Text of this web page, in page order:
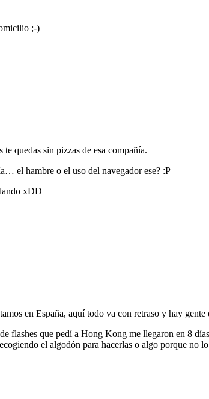
;-)
quedas sin pizzas de esa compañía.
el hambre o el uso del navegador ese? :P
xDD
en España, aquí todo va con retraso y hay gente
flashes que pedí a Hong Kong me llegaron en 8
el algodón para hacerlas o algo porque no